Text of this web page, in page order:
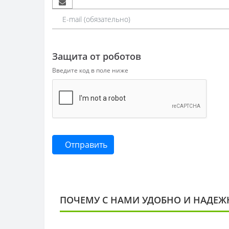
Защита от роботов
Введите код в поле ниже
Отправить
ПОЧЕМУ С НАМИ УДОБНО И